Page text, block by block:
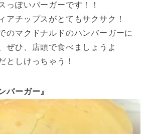
っぽいバーガーです！！
アチップスがとてもサクサク！
のマクドナルドのハンバーガーに
ぜひ、店頭で食べましょうよ
としけっちゃう！
バーガー』